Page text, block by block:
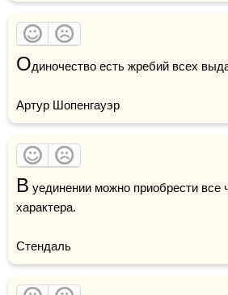
Одиночество есть жребий всех
Артур Шопенгауэр
В уединении можно приобрести все
характера.
Стендаль